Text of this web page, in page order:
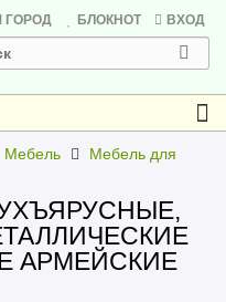
ГОРОД БЛОКНОТ ВХОД
Мебель
Мебель для
АРМЕЙСКИЕ